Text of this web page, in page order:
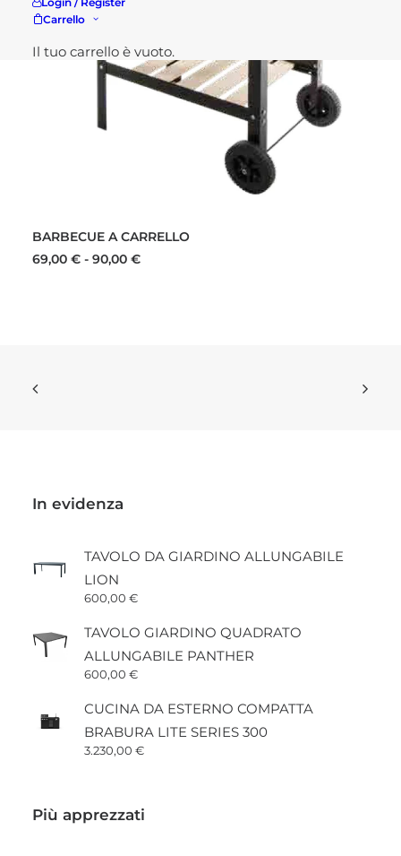
Carrello
Il tuo carrello è vuoto.
ha
più
pagina
BARBECUE A CARRELLO
69,00 € - 90,00 €Fascia
In evidenza
TAVOLO DA GIARDINO ALLUNGABILE
LION
600,00 €
TAVOLO GIARDINO QUADRATO
ALLUNGABILE PANTHER
600,00 €
CUCINA DA ESTERNO COMPATTA
BRABURA LITE SERIES 300
3.230,00 €
Più apprezzati